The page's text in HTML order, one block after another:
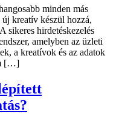
minden más
kreatív készül hozzá,
sikeres hirdetéskezelés
amelyben az üzleti
a kreatívok és az adatok
[…]